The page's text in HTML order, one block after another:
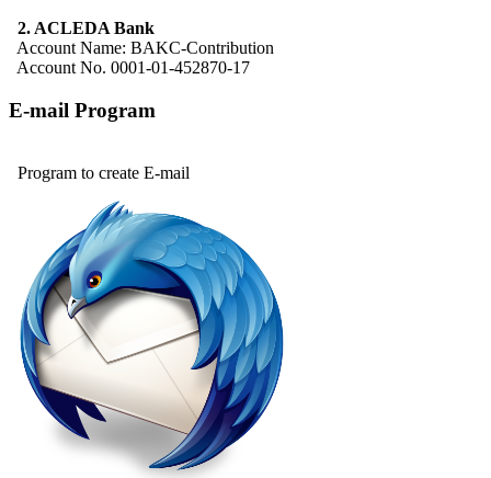
2. ACLEDA Bank
Account Name: BAKC-Contribution
Account No. 0001-01-452870-17
E-mail Program
Program to create E-mail